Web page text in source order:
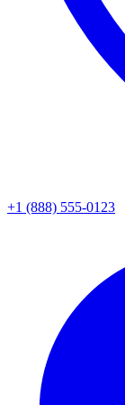
+1 (888) 555-0123